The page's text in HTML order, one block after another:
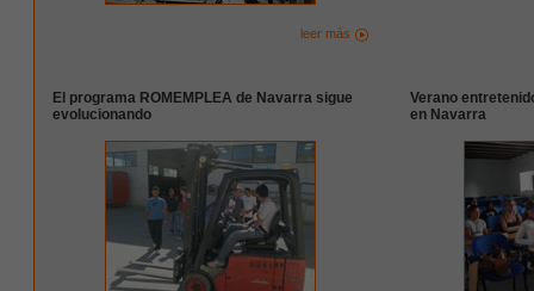
leer más
El programa ROMEMPLEA de Navarra sigue
evolucionando
Verano
en Navarra